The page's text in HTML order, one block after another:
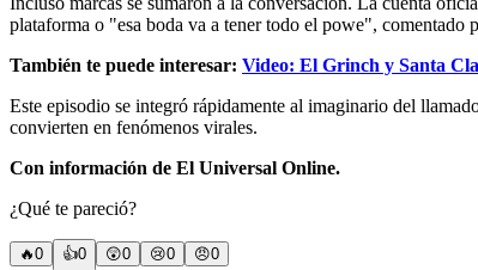
plataforma o "esa boda va a tener todo el powe", comentado
También te puede interesar: Video: El Grinch y Santa
Este episodio se integró rápidamente al imaginario del
convierten en fenómenos virales.
Con información de El Universal Online.
¿Qué te pareció?
🔥0 👍0 😲0 😢0 😠0